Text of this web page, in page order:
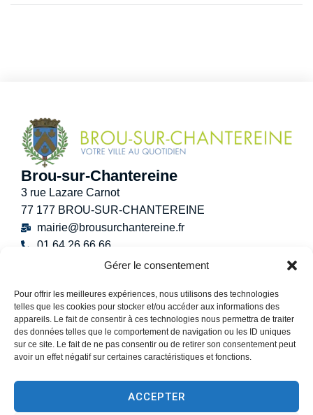
Gérer le consentement
Pour offrir les meilleures expériences, nous utilisons des technologies
telles que les cookies pour stocker et/ou accéder aux informations des
appareils. Le fait de consentir à ces technologies nous permettra de traiter
des données telles que le comportement de navigation ou les ID uniques
sur ce site. Le fait de ne pas consentir ou de retirer son consentement peut
avoir un effet négatif sur certaines caractéristiques et fonctions.
ACCEPTER
Brou-sur-Chantereine
3 rue Lazare Carnot
77 177 BROU-SUR-CHANTEREINE
mairie@brousurchantereine.fr
01 64 26 66 66
Lundi :8h30 – 12h
Mardi :8h30 – 12h / 13h30 – 17h30
Mercredi :8h30 -12h30
Jeudi : 8h30 – 12h / 13h30 – 18h30
13h30 – 17h30
Samedi :9h00 – 12h
(Permanence État-Civil uniquement)